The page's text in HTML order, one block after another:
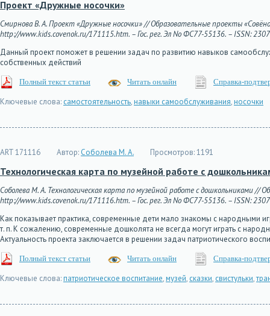
Проект «Дружные носочки»
Смирнова В. А. Проект «Дружные носочки» // Образовательные проекты
http://www.kids.covenok.ru/171115.htm. – Гос. рег. Эл No ФС77-55136. – ISSN:
Данный проект поможет в решении задач по развитию навыков
собственных действий
Полный текст статьи Читать онлайн Справка-
Ключевые слова: самостоятельность,навыки самообслуживания,носочки
ART 171116 Автор: Соболева М. А. Просмотров:1191
Технологическая карта по музейной работе с
Соболева М. А. Технологическая карта по музейной работе с дошкольниками //
http://www.kids.covenok.ru/171116.htm. – Гос. рег. Эл No ФС77-55136. – ISSN:
Как показывает практика, современные дети мало знакомы с народными
т. п. К сожалению, современные дошколята не всегда могут играть с
Актуальность проекта заключается в решении задач патриотического
Полный текст статьи Читать онлайн Справка-
Ключевые слова:патриотическое воспитание,музей, сказки, свистульки,